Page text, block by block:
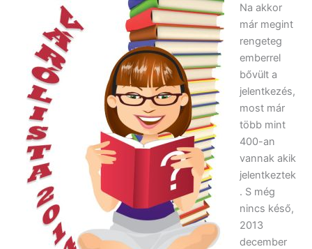
Na akkor
már megint
rengeteg
emberrel
bővült a
jelentkezés,
most már
több mint
400-an
vannak akik
jelentkeztek
. S még
nincs késő,
2013
december